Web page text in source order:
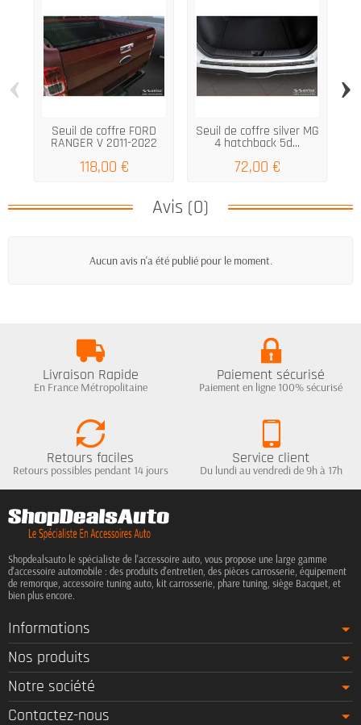
Seuil de coffre FORD
RANGER V 2011-2022
118,00 €
Seuil de coffre silver MG
4 hatchback 5d...
72,00 €
‹ ›
Avis (0)
Aucun avis n'a été publié pour le moment.
Livraison Rapide
En France Métropolitaine
Paiement sécurisé
Paiement en ligne 100% sécurisé
Retours faciles
Retours possibles pendant 14 jours
Service client
Du lundi au vendredi de 9h à 17h
Shopdealsauto le spécialiste de l'accessoire auto, vous propose une large gamme
d'accessoire automobile : des produits d'entretien, des pièces carrosserie, équipement
de remorque, accessoire tuning auto, kit carrosserie, phare tuning, siège Bacquet, et
bien plus encore.
Informations
Nos produits
Notre société
Contactez-nous